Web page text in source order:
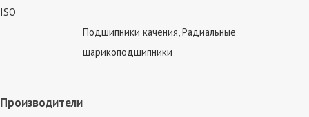
ISO
Подшипники качения, Радиальные
шарикоподшипники
Производители